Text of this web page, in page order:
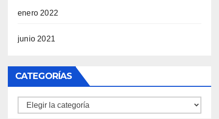
enero 2022
junio 2021
CATEGORÍAS
Categorías